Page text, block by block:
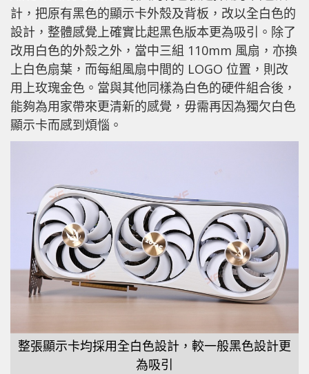
計，把原有黑色的顯示卡外殼及背板，改以全白色的
設計，整體感覺上確實比起黑色版本更為吸引。除了
改用白色的外殼之外，當中三組 110mm 風扇，亦換
上白色扇葉，而每組風扇中間的 LOGO 位置，則改
用上玫瑰金色。當與其他同樣為白色的硬件組合後，
能夠為用家帶來更清新的感覺，毋需再因為獨欠白色
顯示卡而感到煩惱。
整張顯示卡均採用全白色設計，較一般黑色設計更
為吸引